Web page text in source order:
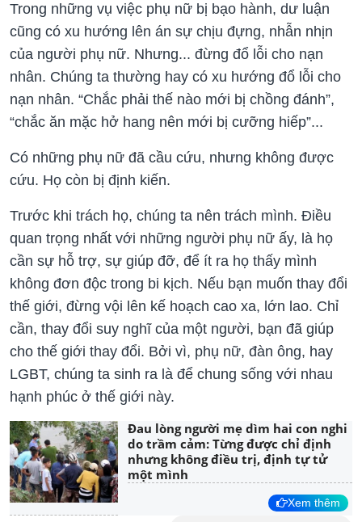
Trong những vụ việc phụ nữ bị bạo hành, dư luận
cũng có xu hướng lên án sự chịu đựng, nhẫn nhịn
của người phụ nữ. Nhưng... đừng đổ lỗi cho nạn
nhân. Chúng ta thường hay có xu hướng đổ lỗi cho
nạn nhân. “Chắc phải thế nào mới bị chồng đánh”,
“chắc ăn mặc hở hang nên mới bị cưỡng hiếp”...
Có những phụ nữ đã cầu cứu, nhưng không được
cứu. Họ còn bị định kiến.
Trước khi trách họ, chúng ta nên trách mình. Điều
quan trọng nhất với những người phụ nữ ấy, là họ
cần sự hỗ trợ, sự giúp đỡ, để ít ra họ thấy mình
không đơn độc trong bi kịch. Nếu bạn muốn thay đổi
thế giới, đừng vội lên kế hoạch cao xa, lớn lao. Chỉ
cần, thay đổi suy nghĩ của một người, bạn đã giúp
cho thế giới thay đổi. Bởi vì, phụ nữ, đàn ông, hay
LGBT, chúng ta sinh ra là để chung sống với nhau
hạnh phúc ở thế giới này.
Đau lòng người mẹ dìm hai con nghi
do trầm cảm: Từng được chỉ định
nhưng không điều trị, định tự tử
một mình
Xem thêm